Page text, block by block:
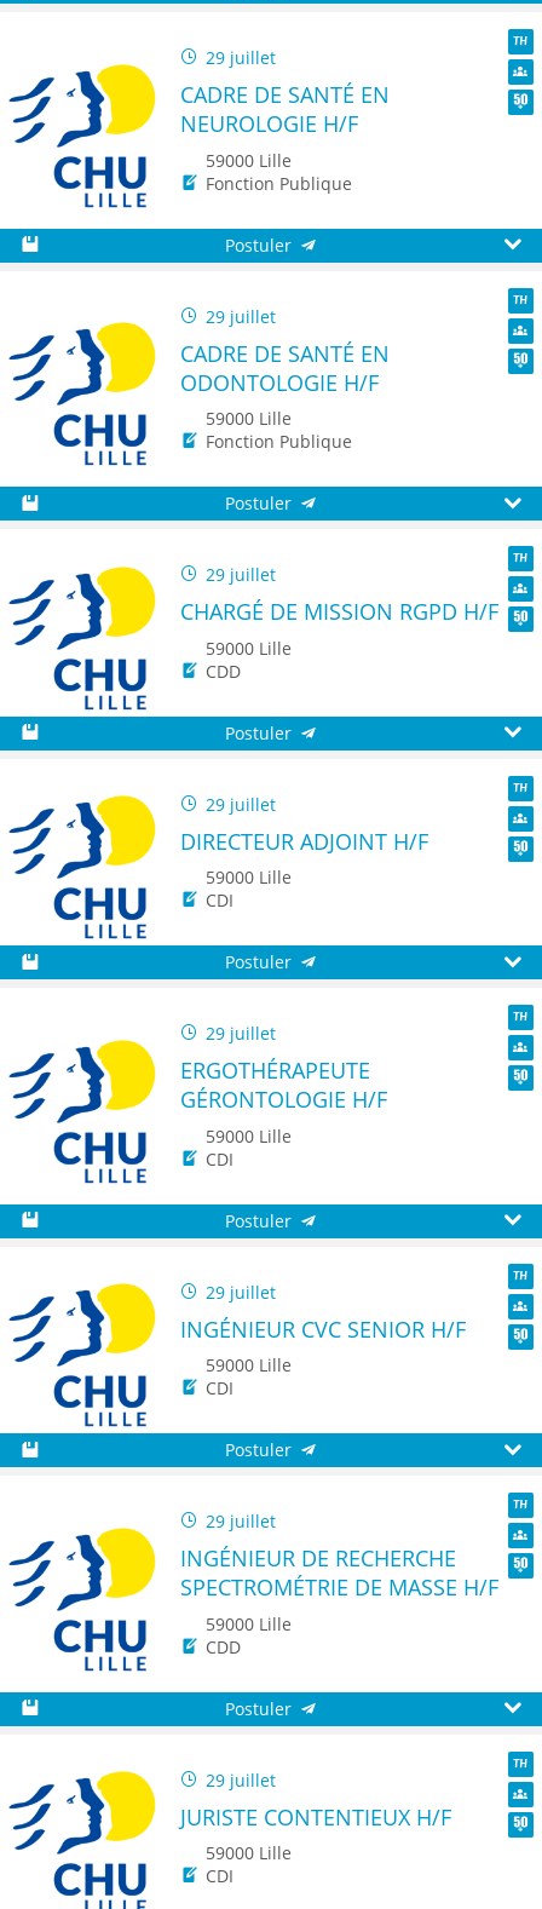
29 juillet
TH
CADRE DE SANTÉ EN
NEUROLOGIE H/F
59000 Lille
Fonction Publique
Postuler
29 juillet
TH
CADRE DE SANTÉ EN
ODONTOLOGIE H/F
59000 Lille
Fonction Publique
Postuler
29 juillet
TH
CHARGÉ DE MISSION RGPD H/F
59000 Lille
CDD
Postuler
29 juillet
TH
DIRECTEUR ADJOINT H/F
59000 Lille
CDI
Postuler
29 juillet
TH
ERGOTHÉRAPEUTE
GÉRONTOLOGIE H/F
59000 Lille
CDI
Postuler
29 juillet
TH
INGÉNIEUR CVC SENIOR H/F
59000 Lille
CDI
Postuler
29 juillet
TH
INGÉNIEUR DE RECHERCHE
SPECTROMÉTRIE DE MASSE H/F
59000 Lille
CDD
Postuler
29 juillet
TH
JURISTE CONTENTIEUX H/F
59000 Lille
CDI